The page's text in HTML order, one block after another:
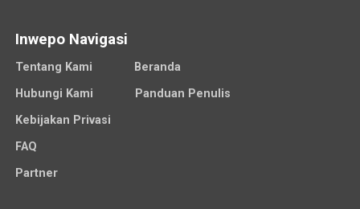
Inwepo Navigasi
Tentang Kami
Beranda
Hubungi Kami
Panduan Penulis
Kebijakan Privasi
FAQ
Partner